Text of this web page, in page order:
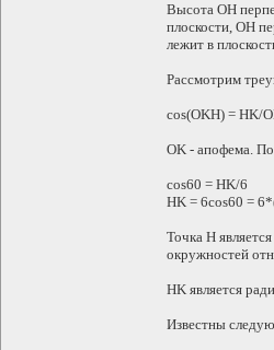
Высота OH
плоскости, OH
лежит в
Рассмотрим
cos(OKH) = HK/
OK - апофема.
cos60 = HK/6
HK = 6cos60 =
Точка H
окружностей
HK является
Известны